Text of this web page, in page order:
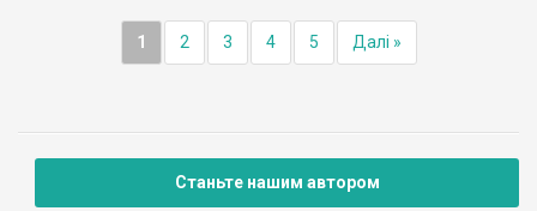
1 2 3 4 5 Далі »
Станьте нашим автором